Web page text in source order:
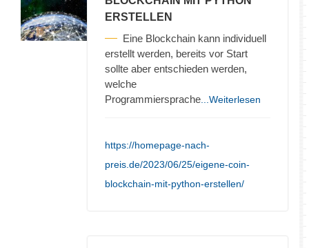
ERSTELLEN
Eine Blockchain kann individuell
erstellt werden, bereits vor Start
sollte aber entschieden werden,
welche
Programmiersprache ...Weiterlesen
https://homepage-nach-
preis.de/2023/06/25/eigene-coin-
blockchain-mit-python-erstellen/